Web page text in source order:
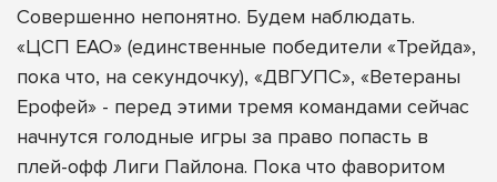
Совершенно непонятно. Будем наблюдать.
«ЦСП ЕАО» (единственные победители «Трейда»,
пока что, на секундочку), «ДВГУПС», «Ветераны
Ерофей» - перед этими тремя командами сейчас
начнутся голодные игры за право попасть в
плей-офф Лиги Пайлона. Пока что фаворитом